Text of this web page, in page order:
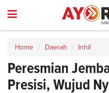
Home Daerah Inhil
Peresmian
Presisi, Wujud